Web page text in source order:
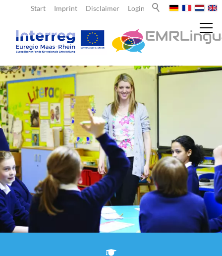
Login
Disclaimer
Imprint
Start
Nieuws
Over ons
Leraren
Aanbod voor leraren
Subsidie
Educatieve locaties & scholennetwerk
Schoolnetwerken